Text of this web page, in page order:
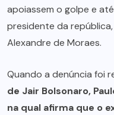
apoiassem o golpe e
presidente da
Alexandre de Moraes.
Quando a denúncia foi
de Jair Bolsonaro,
na qual afirma que o